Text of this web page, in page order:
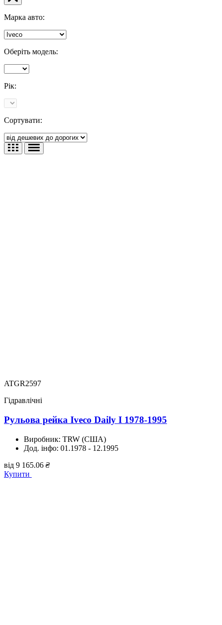
Марка авто:
Оберіть модель:
Рік:
Сортувати:
ATGR2597
Гідравлічні
Рульова рейка Iveco Daily I 1978-1995
Виробник: TRW (США)
Дод. інфо: 01.1978 - 12.1995
від 9 165.06 ₴
Купити